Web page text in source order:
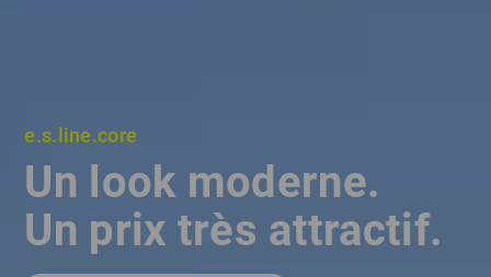
e.s.line.core
Un look moderne.
Un prix très attractif.
e.s.line.core
Un look moderne.
Un prix très attractif.